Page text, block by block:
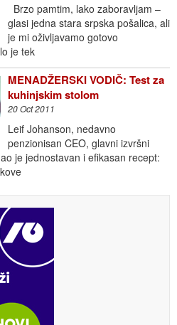
Brzo pamtim, lako zaboravljam –
glasi jedna stara srpska pošalica, ali
je mi oživljavamo gotovo
je tek
MENADŽERSKI VODIČ: Test za
kuhinjskim stolom
20 Oct 2011
Leif Johanson, nedavno
penzionisan CEO, glavni izvršni
je jednostavan i efikasan recept: